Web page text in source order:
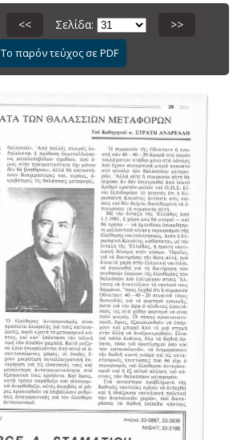
<< Σελίδα: >>
Το παρόν τεύχος σε PDF